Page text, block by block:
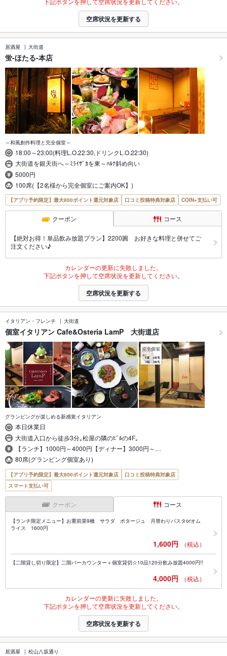
空席状況を更新する
居酒屋 大街道
蛍-ほたる-本店
～和風創作料理と完全個室～
18:00～23:00(料理L.O.22:30,ドリンクL.O.22:30)
大街道を銀天街へ～ﾐﾗｲｻﾞｶを東～ﾊﾙﾅ斜め向い
5000円
100席(【2名様から完全個室にご案内OK】)
【アプリ予約限定】最大800ポイント還元対象店 口コミ投稿特典対象店 COIN+支払い可
クーポン コース
【絶対お得！単品飲み放題プラン】2200圓 お好きな料理と併せてご
注文ください♪
カレンダーの更新に失敗しました。
下記ボタンを押して空席状況を更新してください。
空席状況を更新する
イタリアン・フレンチ 大街道
個室イタリアン Cafe&Osteria LamP 大街道店
グランピングが楽しめる新感覚イタリアン
本日休業日
大街道入口から徒歩3分｡松屋の隣のﾋﾞﾙの4F｡
【ランチ】1000円～4000円【ディナー】3000円～…
80席(グランピング個室あり)
【アプリ予約限定】最大800ポイント還元対象店
口コミ投稿特典対象店
スマート支払い可
クーポン コース
【ランチ限定メニュー】お重前菜9種 サラダ ポタージュ 月替わりパスタorオム
ライス 1600円
1,600円 （税込）
【二階貸し切り限定】二階バーカウンター＋個室貸切☆10品120分飲み放題4000円!!
4,000円 （税込）
カレンダーの更新に失敗しました。
下記ボタンを押して空席状況を更新してください。
空席状況を更新する
居酒屋 松山八坂通り